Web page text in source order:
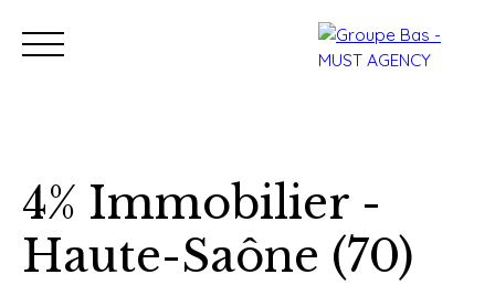
Nos bureaux Acheter Vendre Programmes
4% Immobilier -
Haute-Saône (70)